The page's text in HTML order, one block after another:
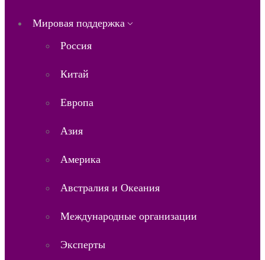
Мировая поддержка
Россия
Китай
Европа
Азия
Америка
Австралия и Океания
Международные организации
Эксперты